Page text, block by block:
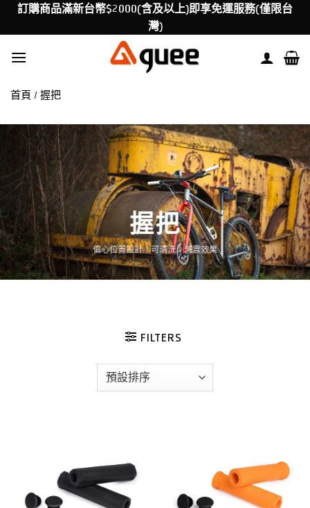
Skip訂購商品滿新台幣$2000(含及以上)即享免運服務(僅限台
灣)
首頁 / 握把
握把
偏心位置設計｜可清洗｜減震效果
FILTERS